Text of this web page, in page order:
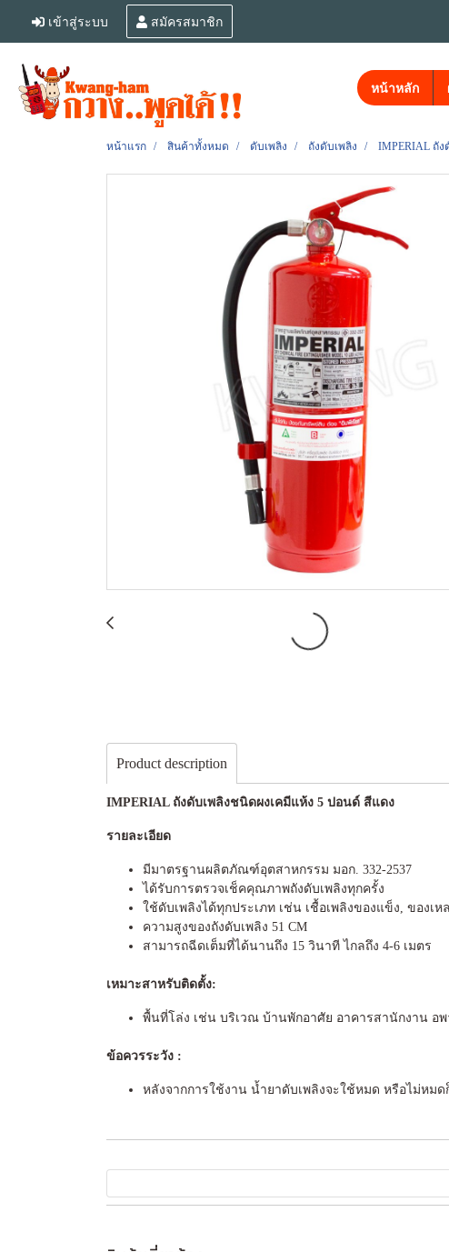
เข้าสู่ระบบ สมัครสมาชิก
หน้าหลัก
หน้าแรก สินค้าทั้งหมด ดับเพลิง ถังดับเพลิง IMPERIAL ถั
Product description
IMPERIAL ถังดับเพลิงชนิดผงเคมีแห้ง 5 ปอนด์ สีแดง
รายละเอียด
มีมาตรฐานผลิตภัณฑ์อุตสาหกรรม มอก. 332-2537
ได้รับการตรวจเช็คคุณภาพถังดับเพลิงทุกครั้ง
ใช้ดับเพลิงได้ทุกประเภท เช่น เชื้อเพลิงของแข็ง, ของ
ความสูงของถังดับเพลิง 51 CM
สามารถฉีดเต็มที่ได้นานถึง 15 วินาที ไกลถึง 4-6 เมตร
เหมาะสาหรับติดตั้ง:
พื้นที่โล่ง เช่น บริเวณ บ้านพักอาศัย อาคารสานักงาน อ
ข้อควรระวัง :
หลังจากการใช้งาน น้ำยาดับเพลิงจะใช้หมด หรือไม่หม